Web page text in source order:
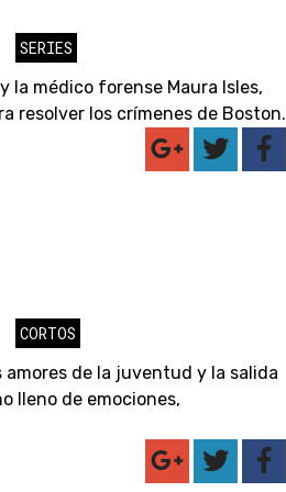
SERIES
la médico forense Maura Isles,
resolver los crímenes de Boston.
CORTOS
amores de la juventud y la salida
lleno de emociones,